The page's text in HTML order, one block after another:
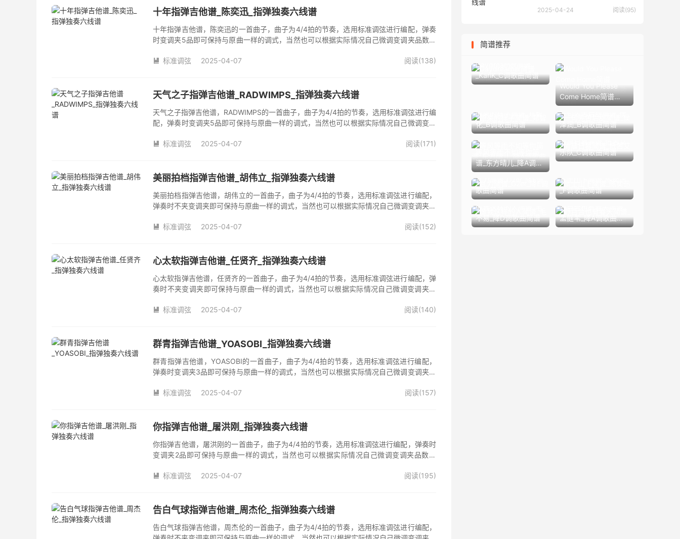
十年指弹吉他谱_陈奕迅_指弹独奏六线谱
十年指弹吉他谱，陈奕迅的一首曲子，曲子为4/4拍的节奏，选用标准调弦进行编配，弹奏
时变调夹5品即可保持与原曲一样的调式，当然也可以根据实际情况自己微调变调夹品数。
 标准调弦 2025-04-07 阅读(138)
天气之子指弹吉他谱_RADWIMPS_指弹独奏六线谱
天气之子指弹吉他谱，RADWIMPS的一首曲子，曲子为4/4拍的节奏，选用标准调弦进行编
配，弹奏时变调夹5品即可保持与原曲一样的调式，当然也可以根据实际情况自己微调变调
很大程度的简化版本，好听又简单的曲子，速度是原曲速度，一开始可以慢慢来。
 标准调弦 2025-04-07 阅读(171)
美丽拍档指弹吉他谱_胡伟立_指弹独奏六线谱
美丽拍档指弹吉他谱，胡伟立的一首曲子，曲子为4/4拍的节奏，选用标准调弦进行编配，
弹奏时不夹变调夹即可保持与原曲一样的调式，当然也可以根据实际情况自己微调变调夹品
 标准调弦 2025-04-07 阅读(152)
心太软指弹吉他谱_任贤齐_指弹独奏六线谱
心太软指弹吉他谱，任贤齐的一首曲子，曲子为4/4拍的节奏，选用标准调弦进行编配，弹
奏时不夹变调夹即可保持与原曲一样的调式，当然也可以根据实际情况自己微调变调夹品
 标准调弦 2025-04-07 阅读(140)
群青指弹吉他谱_YOASOBI_指弹独奏六线谱
群青指弹吉他谱，YOASOBI的一首曲子，曲子为4/4拍的节奏，选用标准调弦进行编配，
弹奏时变调夹3品即可保持与原曲一样的调式，当然也可以根据实际情况自己微调变调夹品
 标准调弦 2025-04-07 阅读(157)
你指弹吉他谱_屠洪刚_指弹独奏六线谱
你指弹吉他谱，屠洪刚的一首曲子，曲子为4/4拍的节奏，选用标准调弦进行编配，弹奏时
变调夹2品即可保持与原曲一样的调式，当然也可以根据实际情况自己微调变调夹品数。
 标准调弦 2025-04-07 阅读(195)
告白气球指弹吉他谱_周杰伦_指弹独奏六线谱
告白气球指弹吉他谱，周杰伦的一首曲子，曲子为4/4拍的节奏，选用标准调弦进行编配，
2025-04-24 阅读(95)
简谱推荐
Daydreamer简谱
_KarlK_C调歌曲简谱
Would You Please
Come Home简谱
_Various Artists_C调
歌曲简谱
原来的样子简谱_郑智
化_B调歌曲简谱
一句先苦后甜简谱_侯
泽润_B调歌曲简谱
谱_东方晴儿_降A调歌
曲简谱
清晨日暮简谱_低苦艾
乐队_C调歌曲简谱
瓦力简谱_G2er_降E调
歌曲简谱
富士山下简谱_陈奕迅
_F调歌曲简谱
像我这样的人简谱_毛
不易_降D调歌曲简谱
野百合也有春天简谱_
孟庭苇_降A调歌曲简
谱